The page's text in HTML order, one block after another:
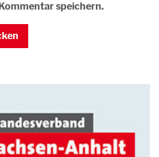
speichern.